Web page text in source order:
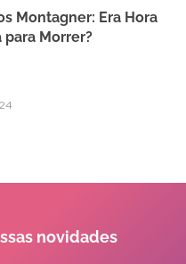
Montagner: Era Hora
para Morrer?
novidades